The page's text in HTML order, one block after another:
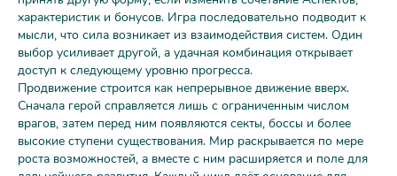
характеристик и бонусов. Игра последовательно подводит к
мысли, что сила возникает из взаимодействия систем. Один
выбор усиливает другой, а удачная комбинация открывает
доступ к следующему уровню прогресса.
Продвижение строится как непрерывное движение вверх.
Сначала герой справляется лишь с ограниченным числом
врагов, затем перед ним появляются секты, боссы и более
высокие ступени существования. Мир раскрывается по мере
роста возможностей, а вместе с ним расширяется и поле для